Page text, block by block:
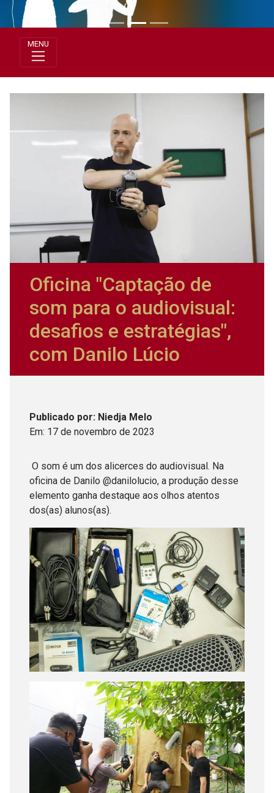
MENU
Oficina "Captação de
som para o audiovisual:
desafios e estratégias",
com Danilo Lúcio
Publicado por: Niedja Melo
Em: 17 de novembro de 2023
O som é um dos alicerces do audiovisual. Na
oficina de Danilo @danilolucio, a produção desse
elemento ganha destaque aos olhos atentos
dos(as) alunos(as).